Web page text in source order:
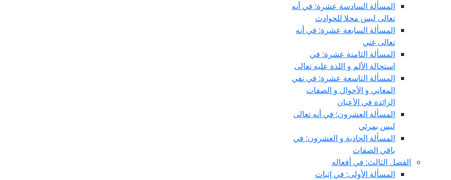
المسألة السادسة عشرة: في أنه
تعالى ليس محلا للحوادث
المسألة السابعة عشرة: في أنه
تعالى غني
المسألة الثامنة عشرة: في
استحالة الألم و اللذة عليه تعالى
المسألة التاسعة عشرة: في نفي
المعاني و الأحوال و الصفات
الزائدة في الأعيان
المسألة العشرون: في أنه تعالى
ليس بمرئي
المسألة الحادية و العشرون: في
باقي الصفات
الفصل الثالث: في أفعاله
المسألة الأولى: في إثبات